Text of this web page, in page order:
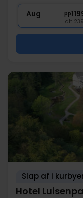
∞ Gratis
Aug pp
I alt
Slap af i
Hotel